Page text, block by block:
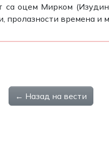
оцем Мирком
времена и
← Назад на вести